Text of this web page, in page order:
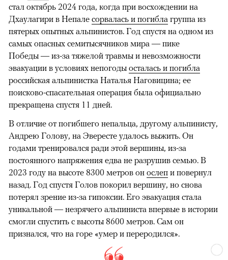
стал октябрь 2024 года, когда при восхождении на
Дхаулагири в Непале сорвалась и погибла группа из
пятерых опытных альпинистов. Год спустя на одном из
самых опасных семитысячников мира — пике
Победы — из-за тяжелой травмы и невозможности
эвакуации в условиях непогоды осталась и погибла
российская альпинистка Наталья Наговицина; ее
поисково-спасательная операция была официально
прекращена спустя 11 дней.
В отличие от погибшего непальца, другому альпинисту,
Андрею Голову, на Эвересте удалось выжить. Он
годами тренировался ради этой вершины, из-за
постоянного напряжения едва не разрушив семью. В
2023 году на высоте 8300 метров он ослеп и повернул
назад. Год спустя Голов покорил вершину, но снова
потерял зрение из-за гипоксии. Его эвакуация стала
уникальной — незрячего альпиниста впервые в истории
смогли спустить с высоты 8600 метров. Сам он
признался, что на горе «умер и переродился».